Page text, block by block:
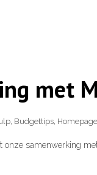
met
, Budgettips, Homepage
samenwerking